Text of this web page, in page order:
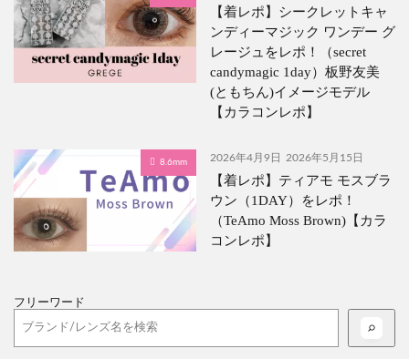
【着レポ】シークレットキャ
ンディーマジック ワンデー グ
レージュをレポ！（secret
candymagic 1day）板野友美
(ともちん)イメージモデル
【カラコンレポ】
8.6mm 2026年4月9日 2026年5月15日
【着レポ】ティアモ モスブラ
ウン（1DAY）をレポ！
（TeAmo Moss Brown)【カラ
コンレポ】
フリーワード